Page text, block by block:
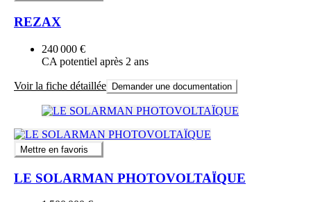
REZAX
240 000 €
CA potentiel après 2 ans
Voir la fiche détaillée Demander une documentation
Mettre en favoris
LE SOLARMAN PHOTOVOLTAÏQUE